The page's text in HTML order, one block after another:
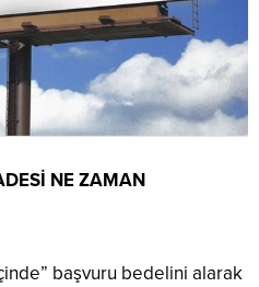
NE ZAMAN
başvuru bedelini alarak